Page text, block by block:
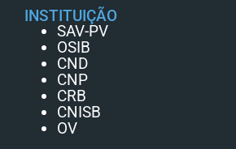
INSTITUIÇÃO
SAV-PV
OSIB
CND
CNP
CRB
CNISB
OV